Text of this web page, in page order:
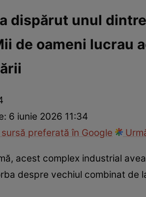
dispărut unul
de oameni lucrau
6 iunie 2026 11:34
preferată în Google
acest complex industrial
despre vechiul combinat